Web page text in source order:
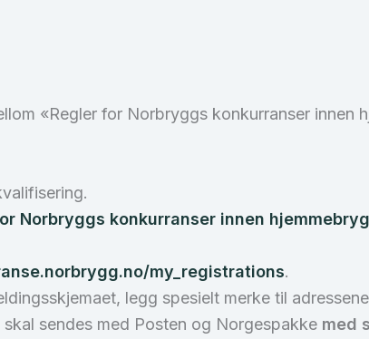
«Regler for Norbryggs konkurranser
Norbryggs konkurranser innen
my_registrations.
legg spesielt merke til
sendes med Posten og Norgespakke med